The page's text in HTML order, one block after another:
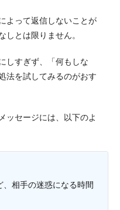
よって返信しないことが
しとは限りません。
しすぎず、「何もしな
法を試してみるのがおす
ッセージには、以下のよ
相手の迷惑になる時間